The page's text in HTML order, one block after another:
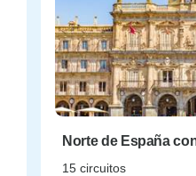
Norte de España
15 circuitos